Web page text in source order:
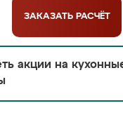
ЗАКАЗАТЬ РАСЧЁТ
акции на